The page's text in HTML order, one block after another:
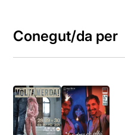
Conegut/da per